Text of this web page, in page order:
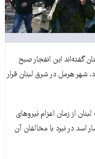
گفته‌اند اين انفجار صبح
(۱۶ ژانويه) رخ داد. شهر هرمل در شرق لبنان قرار
از زمان اعزام نيروهای
اسد در نبرد با مخالفان آن